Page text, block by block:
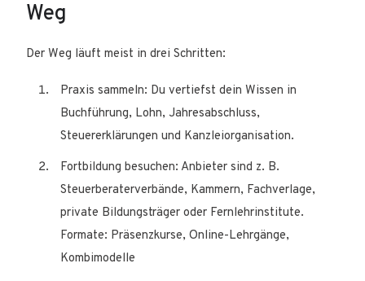
Weg
Der Weg läuft meist in drei Schritten:
Praxis sammeln: Du vertiefst dein Wissen in
Buchführung, Lohn, Jahresabschluss,
Steuererklärungen und Kanzleiorganisation.
Fortbildung besuchen: Anbieter sind z. B.
Steuerberaterverbände, Kammern, Fachverlage,
private Bildungsträger oder Fernlehrinstitute.
Formate: Präsenzkurse, Online-Lehrgänge,
Kombimodelle